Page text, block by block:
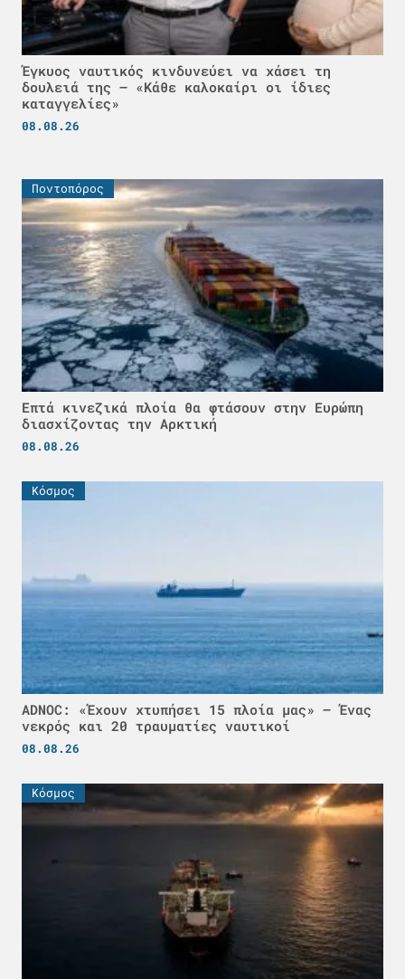
Έγκυος ναυτικός κινδυνεύει να χάσει τη
δουλειά της – «Κάθε καλοκαίρι οι ίδιες
καταγγελίες»
08.08.26
Ποντοπόρος
Επτά κινεζικά πλοία θα φτάσουν στην Ευρώπη
διασχίζοντας την Αρκτική
08.08.26
Κόσμος
ADNOC: «Έχουν χτυπήσει 15 πλοία μας» – Ένας
νεκρός και 20 τραυματίες ναυτικοί
08.08.26
Κόσμος